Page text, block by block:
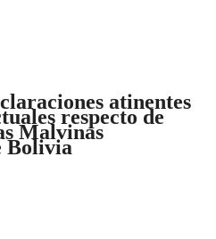
atinentes
respecto de
Malvinas
Bolivia